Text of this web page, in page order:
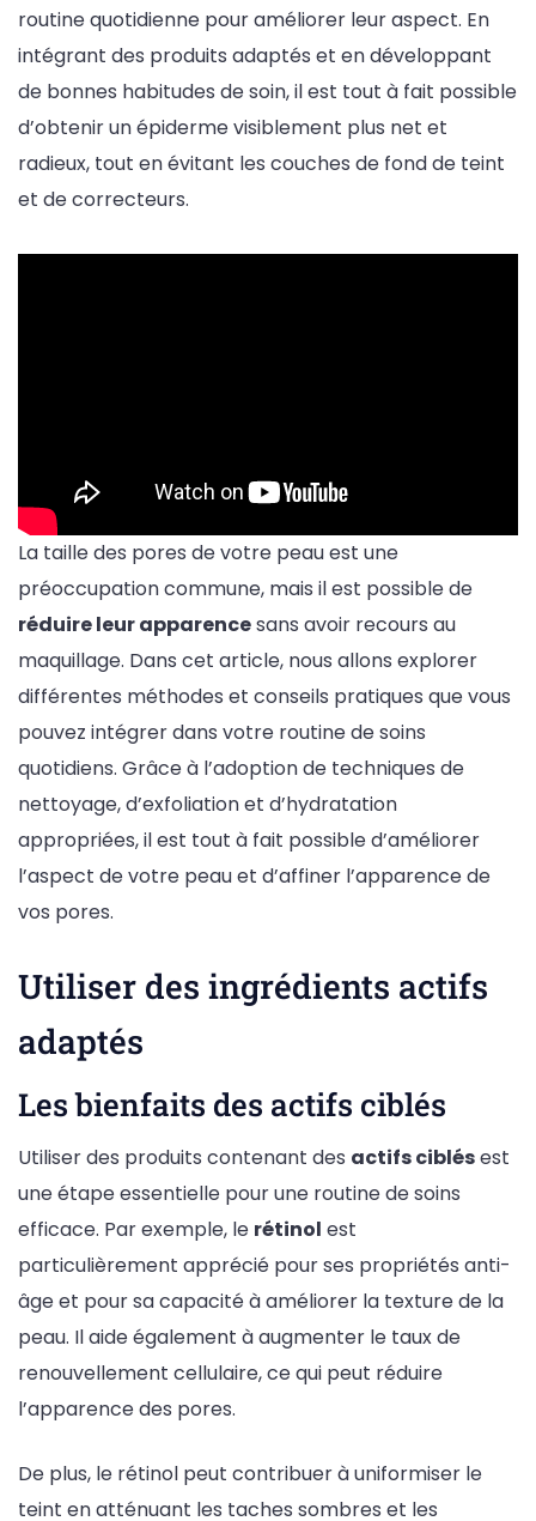
routine quotidienne pour améliorer leur aspect. En
intégrant des produits adaptés et en développant
de bonnes habitudes de soin, il est tout à fait possible
d’obtenir un épiderme visiblement plus net et
radieux, tout en évitant les couches de fond de teint
et de correcteurs.
La taille des pores de votre peau est une
préoccupation commune, mais il est possible de
réduire leur apparencesans avoir recours au
maquillage. Dans cet article, nous allons explorer
différentes méthodes et conseils pratiques que vous
pouvez intégrer dans votre routine de soins
quotidiens. Grâce à l’adoption de techniques de
nettoyage, d’exfoliation et d’hydratation
appropriées, il est tout à fait possible d’améliorer
l’aspect de votre peau et d’affiner l’apparence de
vos pores.
Utiliser des ingrédients actifs
adaptés
Les bienfaits des actifs ciblés
Utiliser des produits contenant des actifs ciblésest
une étape essentielle pour une routine de soins
efficace. Par exemple, le rétinol est
particulièrement apprécié pour ses propriétés anti-
âge et pour sa capacité à améliorer la texture de la
peau. Il aide également à augmenter le taux de
renouvellement cellulaire, ce qui peut réduire
l’apparence des pores.
De plus, le rétinol peut contribuer à uniformiser le
teint en atténuant les taches sombres et les